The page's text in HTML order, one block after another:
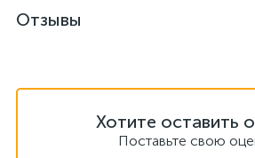
Отзывы
Хотите оставить
Поставьте свою